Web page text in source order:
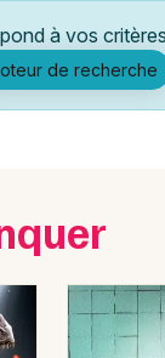
à vos
de recherche